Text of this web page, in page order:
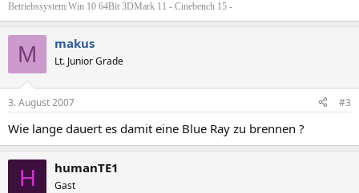
Betriebssystem:Win 10 64Bit 3DMark 11 - Cinebench 15 -
M makus
Lt. Junior Grade
3. August 2007 #3
Wie lange dauert es damit eine Blue Ray zu brennen ?
H humanTE1
Gast